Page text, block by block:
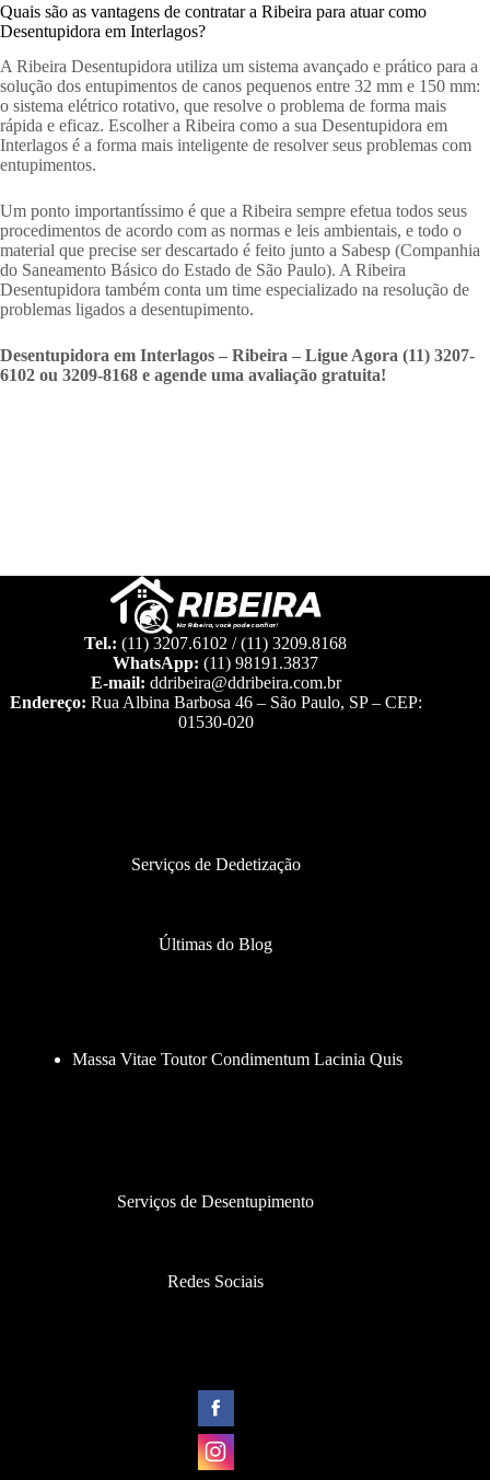
Quais são as vantagens de contratar a Ribeira para atuar como
Desentupidora em Interlagos?
A Ribeira Desentupidora utiliza um sistema avançado e prático para a
solução dos entupimentos de canos pequenos entre 32 mm e 150 mm:
o sistema elétrico rotativo, que resolve o problema de forma mais
rápida e eficaz. Escolher a Ribeira como a sua Desentupidora em
Interlagos é a forma mais inteligente de resolver seus problemas com
entupimentos.
Um ponto importantíssimo é que a Ribeira sempre efetua todos seus
procedimentos de acordo com as normas e leis ambientais, e todo o
material que precise ser descartado é feito junto a Sabesp (Companhia
do Saneamento Básico do Estado de São Paulo). A Ribeira
Desentupidora também conta um time especializado na resolução de
problemas ligados a desentupimento.
Desentupidora em Interlagos – Ribeira – Ligue Agora (11) 3207-
6102 ou 3209-8168 e agende uma avaliação gratuita!
Tel.: (11) 3207.6102 / (11) 3209.8168
WhatsApp: (11) 98191.3837
E-mail: ddribeira@ddribeira.com.br
Endereço: Rua Albina Barbosa 46 – São Paulo, SP – CEP:
01530-020
Serviços de Dedetização
Últimas do Blog
Massa Vitae Toutor Condimentum Lacinia Quis
Serviços de Desentupimento
Redes Sociais